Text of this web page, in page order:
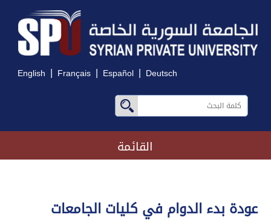
English | Français | Español | Deutsch
القائمة
عودة بدء الدوام في كليات الجامعات